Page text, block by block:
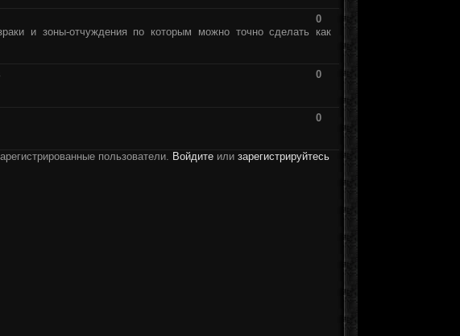
0
и зоны-отчуждения по которым можно точно сделать как
0
0
пользователи. Войдите или зарегистрируйтесь